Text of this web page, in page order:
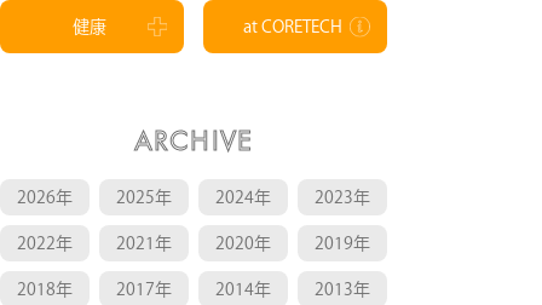
健康 at CORETECH
ARCHIVE
2026年 2025年 2024年 2023年
2022年 2021年 2020年 2019年
2018年 2017年 2014年 2013年